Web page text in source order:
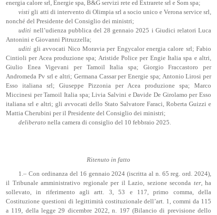
energia calore srl, Energie spa, B&G servizi rete ed Extrarete srl e Som spa;
visti gli atti di intervento di Olimpia srl a socio unico e Verona service srl,
nonché del Presidente del Consiglio dei ministri;
uditi nell’udienza pubblica del 28 gennaio 2025 i Giudici relatori Luca
Antonini e Giovanni Pitruzzella;
uditi gli avvocati Nico Moravia per Engycalor energia calore srl; Fabio
Cintioli per Acea produzione spa; Aristide Police per Engie Italia spa e altri,
Giulio Enea Vigevani per Tamoil Italia spa; Giorgio Fraccastoro per
Andromeda Pv srl e altri; Germana Cassar per Energie spa; Antonio Lirosi per
Esso italiana srl; Giuseppe Pizzonia per Acea produzione spa; Marco
Miccinesi per Tamoil Italia spa; Livia Salvini e Davide De Girolamo per Esso
italiana srl e altri; gli avvocati dello Stato Salvatore Faraci, Roberta Guizzi e
Mattia Cherubini per il Presidente del Consiglio dei ministri;
deliberato nella camera di consiglio del 10 febbraio 2025.
Ritenuto in fatto
1.– Con ordinanza del 16 gennaio 2024 (iscritta al n. 65 reg. ord. 2024),
il Tribunale amministrativo regionale per il Lazio, sezione seconda ter, ha
sollevato, in riferimento agli artt. 3, 53 e 117, primo comma, della
Costituzione questioni di legittimità costituzionale dell’art. 1, commi da 115
a 119, della legge 29 dicembre 2022, n. 197 (Bilancio di previsione dello